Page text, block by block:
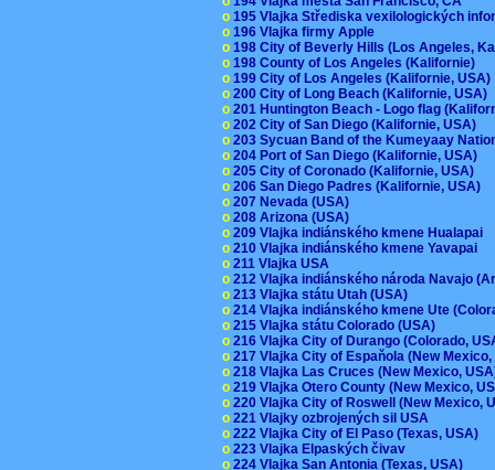
o 195 Vlajka Střediska vexilologických
o 196 Vlajka firmy Apple
o 198 City of Beverly Hills (Los Angeles,
o 198 County of Los Angeles (Kalifornie)
o 199 City of Los Angeles (Kalifornie,
o 200 City of Long Beach (Kalifornie, USA)
o 201 Huntington Beach - Logo flag
o 202 City of San Diego (Kalifornie, USA)
o 203 Sycuan Band of the Kumeyaay
o 204 Port of San Diego (Kalifornie, USA)
o 205 City of Coronado (Kalifornie, USA)
o 206 San Diego Padres (Kalifornie, USA)
o 207 Nevada (USA)
o 208 Arizona (USA)
o 209 Vlajka indiánského kmene Hualapai
o 210 Vlajka indiánského kmene Yavapai
o 211 Vlajka USA
o 212 Vlajka indiánského národa Navajo
o 213 Vlajka státu Utah (USA)
o 214 Vlajka indiánského kmene Ute
o 215 Vlajka státu Colorado (USA)
o 216 Vlajka City of Durango (Colorado,
o 217 Vlajka City of Espaňola (New
o 218 Vlajka Las Cruces (New Mexico,
o 219 Vlajka Otero County (New Mexico,
o 220 Vlajka City of Roswell (New Mexico,
o 221 Vlajky ozbrojených sil USA
o 222 Vlajka City of El Paso (Texas, USA)
o 223 Vlajka Elpaských čivav
o 224 Vlajka San Antonia (Texas, USA)